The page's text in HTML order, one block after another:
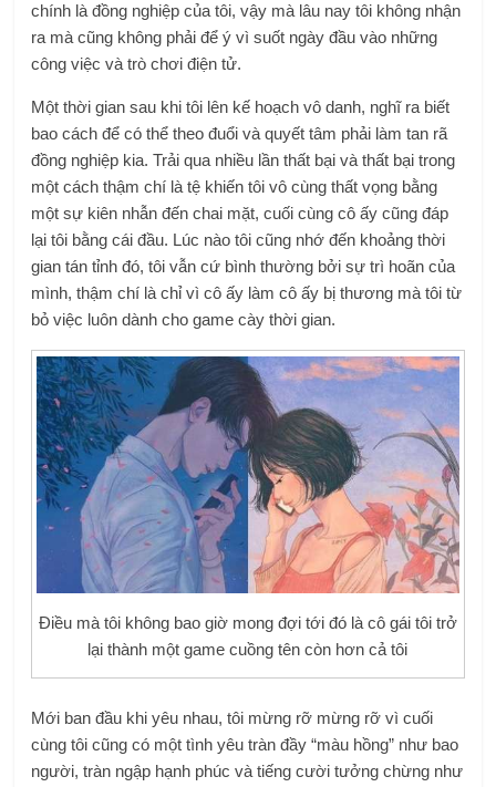
chính là đồng nghiệp của tôi, vậy mà lâu nay tôi không nhận
ra mà cũng không phải để ý vì suốt ngày đầu vào những
công việc và trò chơi điện tử.
Một thời gian sau khi tôi lên kế hoạch vô danh, nghĩ ra biết
bao cách để có thể theo đuổi và quyết tâm phải làm tan rã
đồng nghiệp kia. Trải qua nhiều lần thất bại và thất bại trong
một cách thậm chí là tệ khiến tôi vô cùng thất vọng bằng
một sự kiên nhẫn đến chai mặt, cuối cùng cô ấy cũng đáp
lại tôi bằng cái đầu. Lúc nào tôi cũng nhớ đến khoảng thời
gian tán tỉnh đó, tôi vẫn cứ bình thường bởi sự trì hoãn của
mình, thậm chí là chỉ vì cô ấy làm cô ấy bị thương mà tôi từ
bỏ việc luôn dành cho game cày thời gian.
Điều mà tôi không bao giờ mong đợi tới đó là cô gái tôi trở
lại thành một game cuồng tên còn hơn cả tôi
Mới ban đầu khi yêu nhau, tôi mừng rỡ mừng rỡ vì cuối
cùng tôi cũng có một tình yêu tràn đầy “màu hồng” như bao
người, tràn ngập hạnh phúc và tiếng cười tưởng chừng như